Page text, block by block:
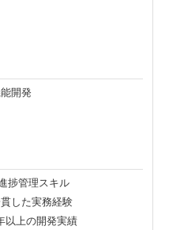
開発
捗管理スキル
した実務経験
以上の開発実績